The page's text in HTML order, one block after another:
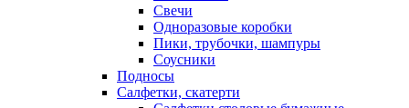
Свечи
Одноразовые коробки
Пики, трубочки, шампуры
Соусники
Подносы
Салфетки, скатерти